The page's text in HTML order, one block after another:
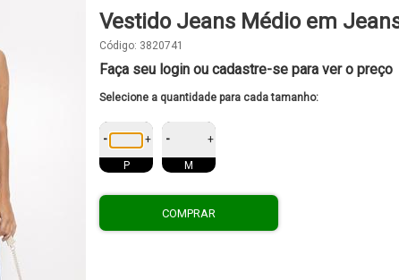
Vestido Jeans Médio em
Código: 3820741
Faça seu login ou cadastre-se para ver o preço
Selecione a quantidade para cada tamanho:
- +
P
- +
M
COMPRAR